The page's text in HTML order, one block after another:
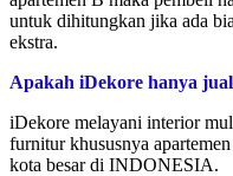
untuk dihitungkan jika ada
ekstra.
Apakah iDekore hanya
iDekore melayani interior
furnitur khususnya
kota besar di INDONESIA.